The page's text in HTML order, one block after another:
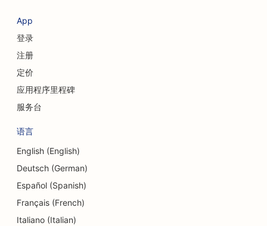
信用社搜索引擎优化
纸杯蛋糕店的搜索引擎优化
债务咨询服务的搜索引擎优化
牙科诊所搜索引擎优化
App
登录
注册
定价
应用程序里程碑
服务台
语言
English (English)
Deutsch (German)
Español (Spanish)
Français (French)
Italiano (Italian)